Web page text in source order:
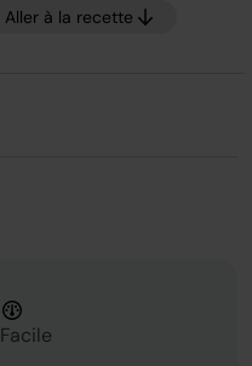
Aller à la recette
Facile